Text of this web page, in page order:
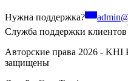
Нужна поддержка?
Служба поддержки клиентов
Авторские права 2026 - KHI
защищены